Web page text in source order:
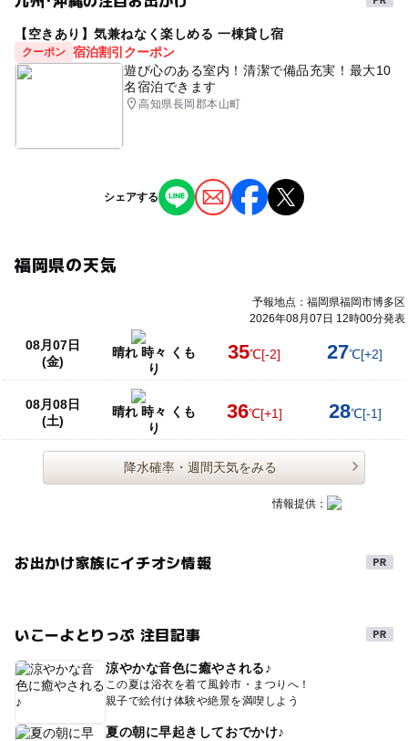
【空きあり】気兼ねなく楽しめる 一棟貸し宿
クーポン 宿泊割引クーポン
遊び心のある室内！清潔で備品充実！最大10
名宿泊できます
高知県長岡郡本山町
シェアする
福岡県の天気
予報地点：福岡県福岡市博多区
2026年08月07日 12時00分発表
08月07日
(金)
晴れ 時々 くも
り
35℃[-2] 27℃[+2]
08月08日
(土)
晴れ 時々 くも
り
36℃[+1] 28℃[-1]
降水確率・週間天気をみる
情報提供：
お出かけ家族にイチオシ情報
いこーよとりっぷ 注目記事
涼やかな音色に癒やされる♪
この夏は浴衣を着て風鈴市・まつりへ！
親子で絵付け体験や絶景を満喫しよう
夏の朝に早起きしておでかけ♪